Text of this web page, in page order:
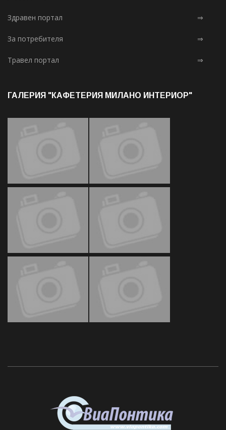
Здравен портал ⇒
За потребителя ⇒
Травел портал ⇒
ГАЛЕРИЯ "КАФЕТЕРИЯ МИЛАНО ИНТЕРИОР"